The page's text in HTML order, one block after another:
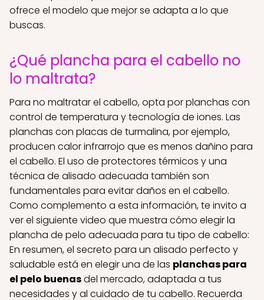
ofrece el modelo que mejor se adapta a lo que
buscas.
¿Qué plancha para el cabello no
lo maltrata?
Para no maltratar el cabello, opta por planchas con
control de temperatura y tecnología de iones. Las
planchas con placas de turmalina, por ejemplo,
producen calor infrarrojo que es menos dañino para
el cabello. El uso de protectores térmicos y una
técnica de alisado adecuada también son
fundamentales para evitar daños en el cabello.
Como complemento a esta información, te invito a
ver el siguiente video que muestra cómo elegir la
plancha de pelo adecuada para tu tipo de cabello:
En resumen, el secreto para un alisado perfecto y
saludable está en elegir una de las planchas para
el pelo buenasdel mercado, adaptada a tus
necesidades y al cuidado de tu cabello. Recuerda